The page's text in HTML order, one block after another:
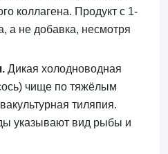
коллагена. Продукт с 1-
а не добавка, несмотря
Дикая холодноводная
чище по тяжёлым
тиляпия.
указывают вид рыбы и